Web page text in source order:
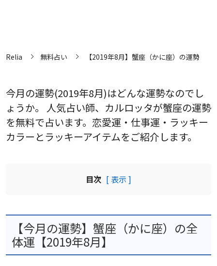
Relia 無料占い 【2019年8月】蟹座（かに座）の運勢
今月の運勢(2019年8月)はどんな運勢なのでし
ょうか。 人気占い師、カルロッタが蟹座の運勢
を無料で占います。恋愛運・仕事運・ラッキー
カラーとラッキーアイテムをご紹介します。
目次 [ 表示 ]
【今月の運勢】蟹座（かに座）の全
体運【2019年8月】